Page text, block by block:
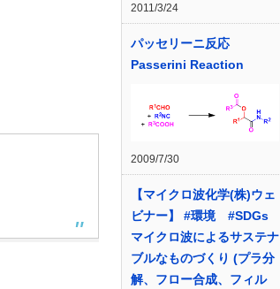
2011/3/24
パッセリーニ反応
Passerini Reaction
2009/7/30
【マイクロ波化学(株)ウェ
ビナー】 #環境 #SDGs
マイクロ波によるサステナ
ブルなものづくり (プラ分
解、フロー合成、フィル